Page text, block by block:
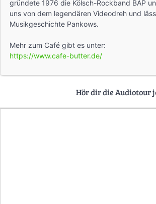
gründete 1976 die Kölsch-Rockband BAP
uns von dem legendären Videodreh und
Musikgeschichte Pankows.
Mehr zum Café gibt es unter:
https://www.cafe-butter.de/
Hör dir die Audiotour